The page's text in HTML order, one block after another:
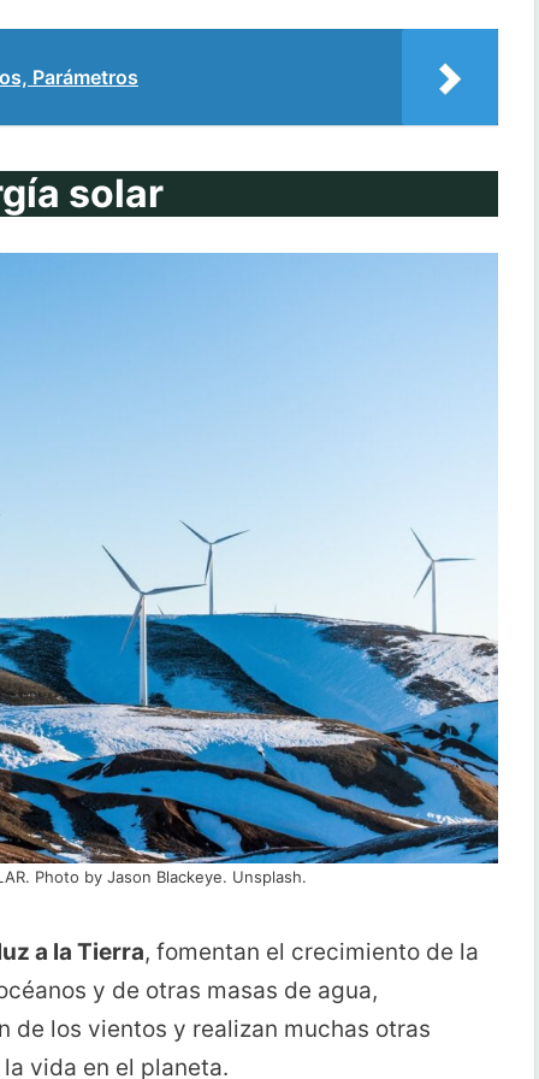
Parámetros
solar
Photo by Jason Blackeye. Unsplash.
a la Tierra, fomentan el crecimiento de la
y de otras masas de agua,
de los vientos y realizan muchas otras
vida en el planeta.